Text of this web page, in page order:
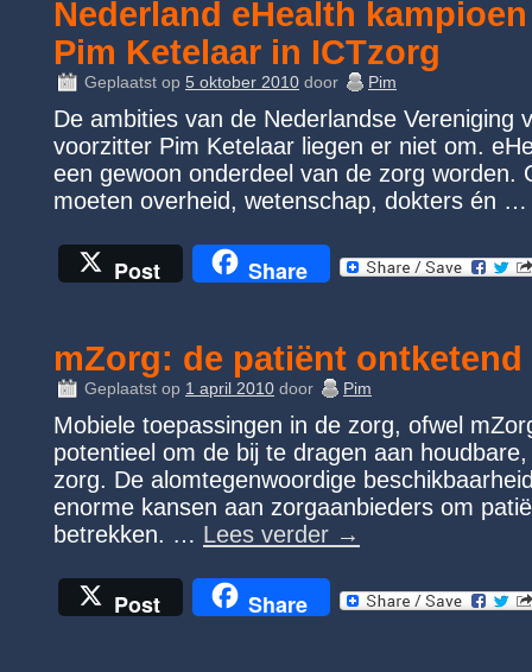
Nederland eHealth
Pim Ketelaar in ICTzorg
Geplaatst op 5 oktober 2010 door Pim
De ambities van de Nederlandse Vereniging
voorzitter Pim Ketelaar liegen er niet om.
een gewoon onderdeel van de zorg worden.
moeten overheid, wetenschap, dokters én
Post Share
mZorg: de patiënt ontketend
Geplaatst op 1 april 2010 door Pim
Mobiele toepassingen in de zorg, ofwel
potentieel om de bij te dragen aan
zorg. De alomtegenwoordige
enorme kansen aan zorgaanbieders om
betrekken. … Lees verder →
Post Share